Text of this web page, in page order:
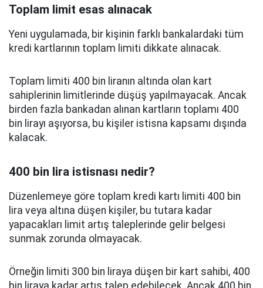
Toplam limit esas alınacak
Yeni uygulamada, bir kişinin farklı bankalardaki tüm
kredi kartlarının toplam limiti dikkate alınacak.
Toplam limiti 400 bin liranın altında olan kart
sahiplerinin limitlerinde düşüş yapılmayacak. Ancak
birden fazla bankadan alınan kartların toplamı 400
bin lirayı aşıyorsa, bu kişiler istisna kapsamı dışında
kalacak.
400 bin lira istisnası nedir?
Düzenlemeye göre toplam kredi kartı limiti 400 bin
lira veya altına düşen kişiler, bu tutara kadar
yapacakları limit artış taleplerinde gelir belgesi
sunmak zorunda olmayacak.
Örneğin limiti 300 bin liraya düşen bir kart sahibi, 400
bin liraya kadar artış talep edebilecek. Ancak 400 bin